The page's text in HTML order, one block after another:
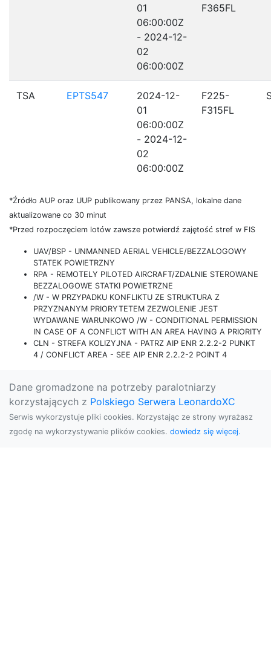
01
06:00:00Z
- 2024-12-
02
06:00:00Z
F365FL
TSA EPTS547
2024-12-
01
06:00:00Z
- 2024-12-
02
06:00:00Z
F225-
F315FL
*Źródło AUP oraz UUP publikowany przez PANSA, lokalne dane
aktualizowane co 30 minut
*Przed rozpoczęciem lotów zawsze potwierdź zajętość stref w FIS
UAV/BSP - UNMANNED AERIAL VEHICLE/BEZZALOGOWY
STATEK POWIETRZNY
RPA - REMOTELY PILOTED AIRCRAFT/ZDALNIE STEROWANE
BEZZALOGOWE STATKI POWIETRZNE
/W - W PRZYPADKU KONFLIKTU ZE STRUKTURA Z
PRZYZNANYM PRIORYTETEM ZEZWOLENIE JEST
WYDAWANE WARUNKOWO /W - CONDITIONAL PERMISSION
IN CASE OF A CONFLICT WITH AN AREA HAVING A PRIORITY
CLN - STREFA KOLIZYJNA - PATRZ AIP ENR 2.2.2-2 PUNKT
4 / CONFLICT AREA - SEE AIP ENR 2.2.2-2 POINT 4
Dane gromadzone na potrzeby paralotniarzy
korzystających z Polskiego Serwera LeonardoXC
Serwis wykorzystuje pliki cookies. Korzystając ze strony wyrażasz
zgodę na wykorzystywanie plików cookies. dowiedz się więcej.